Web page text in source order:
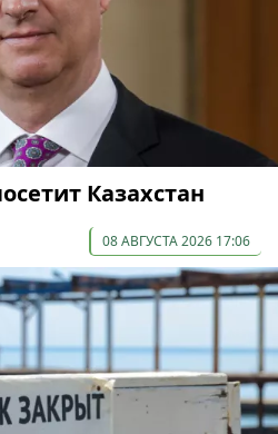
Казахстан
08 АВГУСТА 2026 17:06